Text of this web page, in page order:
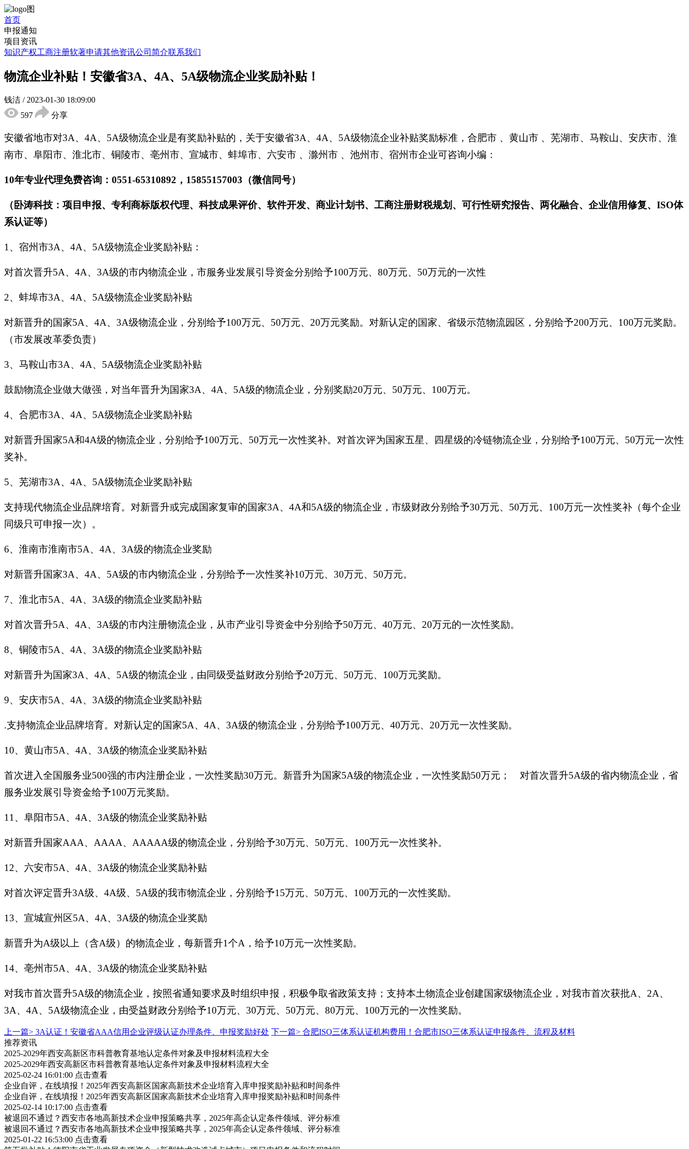
首页
申报通知
项目资讯
知识产权工商注册软著申请其他资讯公司简介联系我们
物流企业补贴！安徽省3A、4A、5A级物流企业奖励补贴！
钱洁 / 2023-01-30 18:09:00
597
分享
安徽省地市对3A、4A、5A级物流企业是有奖励补贴的，关于安徽省3A、4A、5A级物流企业补贴奖励标准，合肥市 、黄山市 、芜湖市、马鞍山、安庆市、淮
南市、阜阳市、淮北市、铜陵市、亳州市、宣城市、蚌埠市、六安市 、滁州市 、池州市、宿州市企业可咨询小编：
10年专业代理免费咨询：0551-65310892，15855157003（微信同号）
（卧涛科技：项目申报、专利商标版权代理、科技成果评价、软件开发、商业计划书、工商注册财税规划、可行性研究报告、两化融合、企业信用修复、ISO体
系认证等）
1、宿州市3A、4A、5A级物流企业奖励补贴：
对首次晋升5A、4A、3A级的市内物流企业，市服务业发展引导资金分别给予100万元、80万元、50万元的一次性
2、蚌埠市3A、4A、5A级物流企业奖励补贴
对新晋升的国家5A、4A、3A级物流企业，分别给予100万元、50万元、20万元奖励。对新认定的国家、省级示范物流园区，分别给予200万元、100万元奖励。
（市发展改革委负责）
3、马鞍山市3A、4A、5A级物流企业奖励补贴
鼓励物流企业做大做强，对当年晋升为国家3A、4A、5A级的物流企业，分别奖励20万元、50万元、100万元。
4、合肥市3A、4A、5A级物流企业奖励补贴
对新晋升国家5A和4A级的物流企业，分别给予100万元、50万元一次性奖补。对首次评为国家五星、四星级的冷链物流企业，分别给予100万元、50万元一次性
奖补。
5、芜湖市3A、4A、5A级物流企业奖励补贴
支持现代物流企业品牌培育。对新晋升或完成国家复审的国家3A、4A和5A级的物流企业，市级财政分别给予30万元、50万元、100万元一次性奖补（每个企业
同级只可申报一次）。
6、淮南市淮南市5A、4A、3A级的物流企业奖励
对新晋升国家3A、4A、5A级的市内物流企业，分别给予一次性奖补10万元、30万元、50万元。
7、淮北市5A、4A、3A级的物流企业奖励补贴
对首次晋升5A、4A、3A级的市内注册物流企业，从市产业引导资金中分别给予50万元、40万元、20万元的一次性奖励。
8、铜陵市5A、4A、3A级的物流企业奖励补贴
对新晋升为国家3A、4A、5A级的物流企业，由同级受益财政分别给予20万元、50万元、100万元奖励。
9、安庆市5A、4A、3A级的物流企业奖励补贴
.支持物流企业品牌培育。对新认定的国家5A、4A、3A级的物流企业，分别给予100万元、40万元、20万元一次性奖励。
10、黄山市5A、4A、3A级的物流企业奖励补贴
首次进入全国服务业500强的市内注册企业，一次性奖励30万元。新晋升为国家5A级的物流企业，一次性奖励50万元； 对首次晋升5A级的省内物流企业，省
服务业发展引导资金给予100万元奖励。
11、阜阳市5A、4A、3A级的物流企业奖励补贴
对新晋升国家AAA、AAAA、AAAAA级的物流企业，分别给予30万元、50万元、100万元一次性奖补。
12、六安市5A、4A、3A级的物流企业奖励补贴
对首次评定晋升3A级、4A级、5A级的我市物流企业，分别给予15万元、50万元、100万元的一次性奖励。
13、宣城宣州区5A、4A、3A级的物流企业奖励
新晋升为A级以上（含A级）的物流企业，每新晋升1个A，给予10万元一次性奖励。
14、亳州市5A、4A、3A级的物流企业奖励补贴
对我市首次晋升5A级的物流企业，按照省通知要求及时组织申报，积极争取省政策支持；支持本土物流企业创建国家级物流企业，对我市首次获批A、2A、
3A、4A、5A级物流企业，由受益财政分别给予10万元、30万元、50万元、80万元、100万元的一次性奖励。
上一篇> 3A认证！安徽省AAA信用企业评级认证办理条件、申报奖励好处 下一篇> 合肥ISO三体系认证机构费用！合肥市ISO三体系认证申报条件、流程及材料
推荐资讯
2025-2029年西安高新区市科普教育基地认定条件对象及申报材料流程大全
2025-2029年西安高新区市科普教育基地认定条件对象及申报材料流程大全
2025-02-24 16:01:00 点击查看
企业自评，在线填报！2025年西安高新区国家高新技术企业培育入库申报奖励补贴和时间条件
企业自评，在线填报！2025年西安高新区国家高新技术企业培育入库申报奖励补贴和时间条件
2025-02-14 10:17:00 点击查看
被退回不通过？西安市各地高新技术企业申报策略共享，2025年高企认定条件领域、评分标准
被退回不通过？西安市各地高新技术企业申报策略共享，2025年高企认定条件领域、评分标准
2025-01-22 16:53:00 点击查看